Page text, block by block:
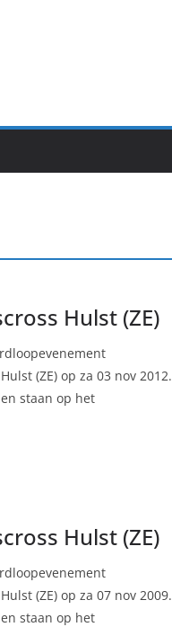
Hulst (ZE)
(ZE) op za 03 nov 2012.
staan op het
Hulst (ZE)
(ZE) op za 07 nov 2009.
staan op het